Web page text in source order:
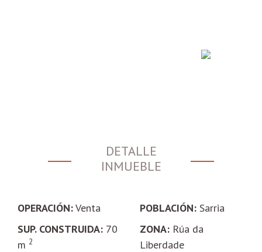
DETALLE
INMUEBLE
OPERACIÓN:Venta POBLACIÓN: Sarria
SUP. CONSTRUIDA: 70
m 2
ZONA: Rúa da
Liberdade